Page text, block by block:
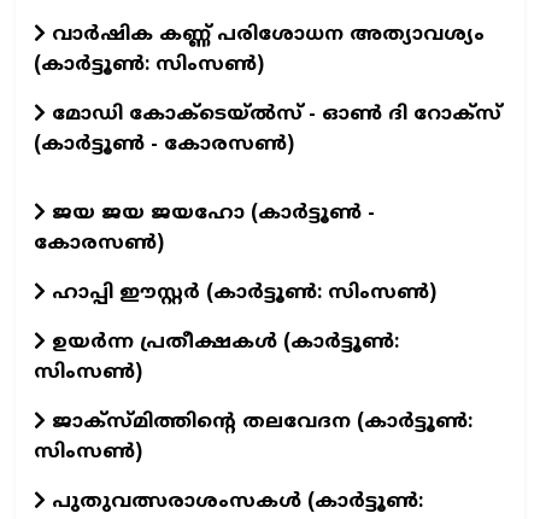
വാര്‍ഷിക കണ്ണ് പരിശോധന അത്യാവശ്യം
(കാര്‍ട്ടൂണ്‍: സിംസണ്‍)
മോഡി കോക്‌ടെയ്ൽസ് - ഓൺ ദി റോക്‌സ്
(കാർട്ടൂൺ - കോരസൺ)
ജയ ജയ ജയഹോ (കാർട്ടൂൺ -
കോരസൺ)
ഹാപ്പി ഈസ്റ്റര്‍ (കാര്‍ട്ടൂണ്‍: സിംസണ്‍)
ഉയര്‍ന്ന പ്രതീക്ഷകള്‍ (കാര്‍ട്ടൂണ്‍:
സിംസണ്‍)
ജാക്‌സ്മിത്തിന്റെ തലവേദന (കാര്‍ട്ടൂണ്‍:
സിംസണ്‍)
പുതുവത്സരാശംസകള്‍ (കാര്‍ട്ടൂണ്‍: